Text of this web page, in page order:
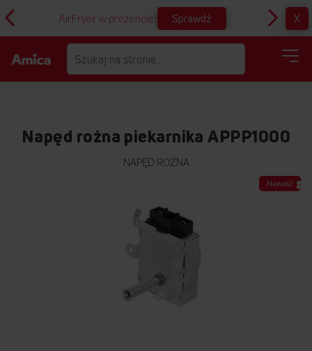
AirFryer w prezencie! Sprawdź X
Napęd rożna piekarnika APPP1000
NAPĘD ROŻNA
Nowość